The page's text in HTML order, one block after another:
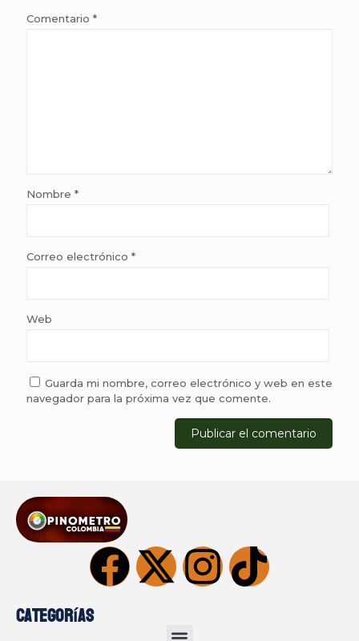
Comentario *
Nombre *
Correo electrónico *
Web
Guarda mi nombre, correo electrónico y web en este
navegador para la próxima vez que comente.
Categorías